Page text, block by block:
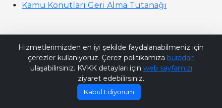
Kamu Konutları Geri Alma Tutanağı
Hizmetlerimizden en iyi şekilde faydalanabilmeniz için
çerezler kullanıyoruz. Çerez politikamıza buradan
ulaşabilirsiniz. KVKK detayları için web sayfamızı
ziyaret edebilirsiniz.
Kabul Ediyorum
Bana Soru Sor | Ask Me